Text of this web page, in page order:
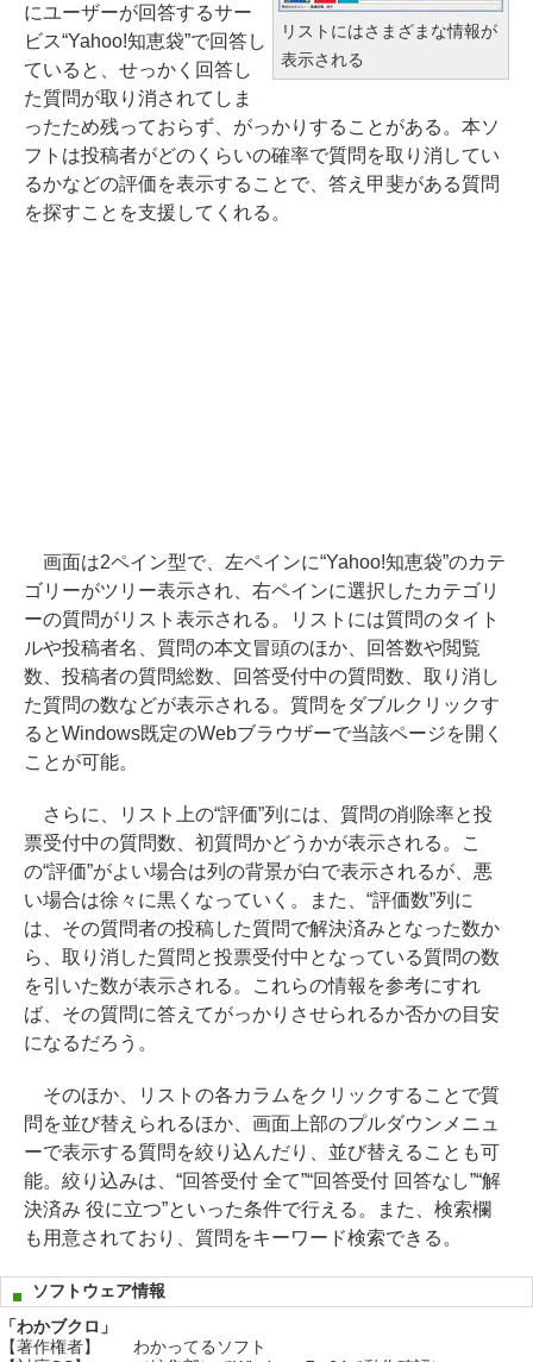
リストにはさまざまな情報が
表示される
にユーザーが回答するサー
ビス“Yahoo!知恵袋”で回答し
ていると、せっかく回答し
た質問が取り消されてしま
ったため残っておらず、がっかりすることがある。本ソ
フトは投稿者がどのくらいの確率で質問を取り消してい
るかなどの評価を表示することで、答え甲斐がある質問
を探すことを支援してくれる。
画面は2ペイン型で、左ペインに“Yahoo!知恵袋”のカテ
ゴリーがツリー表示され、右ペインに選択したカテゴリ
ーの質問がリスト表示される。リストには質問のタイト
ルや投稿者名、質問の本文冒頭のほか、回答数や閲覧
数、投稿者の質問総数、回答受付中の質問数、取り消し
た質問の数などが表示される。質問をダブルクリックす
るとWindows既定のWebブラウザーで当該ページを開く
ことが可能。
さらに、リスト上の“評価”列には、質問の削除率と投
票受付中の質問数、初質問かどうかが表示される。こ
の“評価”がよい場合は列の背景が白で表示されるが、悪
い場合は徐々に黒くなっていく。また、“評価数”列に
は、その質問者の投稿した質問で解決済みとなった数か
ら、取り消した質問と投票受付中となっている質問の数
を引いた数が表示される。これらの情報を参考にすれ
ば、その質問に答えてがっかりさせられるか否かの目安
になるだろう。
そのほか、リストの各カラムをクリックすることで質
問を並び替えられるほか、画面上部のプルダウンメニュ
ーで表示する質問を絞り込んだり、並び替えることも可
能。絞り込みは、“回答受付 全て”“回答受付 回答なし”“解
決済み 役に立つ”といった条件で行える。また、検索欄
も用意されており、質問をキーワード検索できる。
ソフトウェア情報
「わかブクロ」
【著作権者】
わかってるソフト